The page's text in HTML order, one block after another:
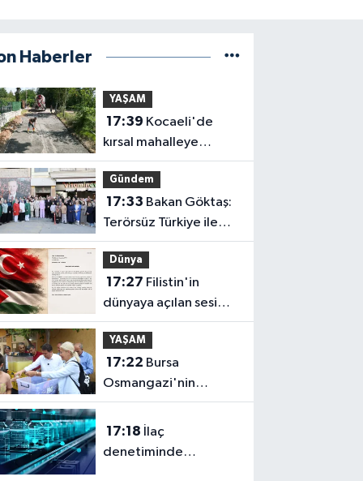
Haberler
YAŞAM
17:39
kırsal mahalleye
modern yol
Gündem
17:33
Terörsüz Türkiye ile
barışın ve istikrarın
güçlendiği gelecek
hedefliyoruz
Dünya
17:27
dünyaya açılan sesi
olmaya devam
edeceğiz
YAŞAM
17:22
Osmangazi'nin
nabzını Küplüpınar'da
tuttu
17:18
denetiminde